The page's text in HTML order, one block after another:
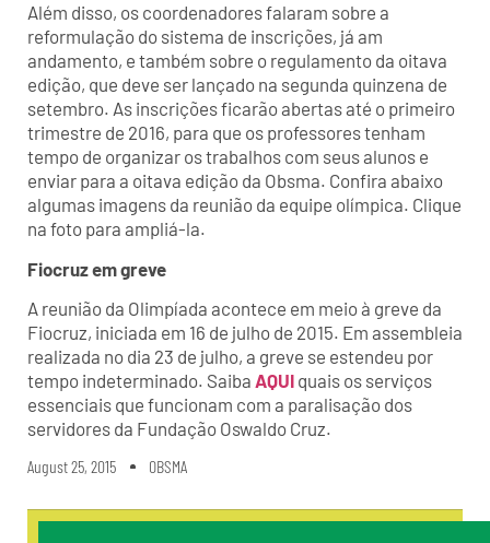
Além disso, os coordenadores falaram sobre a
reformulação do sistema de inscrições, já am
andamento, e também sobre o regulamento da oitava
edição, que deve ser lançado na segunda quinzena de
setembro. As inscrições ficarão abertas até o primeiro
trimestre de 2016, para que os professores tenham
tempo de organizar os trabalhos com seus alunos e
enviar para a oitava edição da Obsma. Confira abaixo
algumas imagens da reunião da equipe olímpica. Clique
na foto para ampliá-la.
Fiocruz em greve
A reunião da Olimpíada acontece em meio à greve da
Fiocruz, iniciada em 16 de julho de 2015. Em assembleia
realizada no dia 23 de julho, a greve se estendeu por
tempo indeterminado. Saiba AQUI quais os serviços
essenciais que funcionam com a paralisação dos
servidores da Fundação Oswaldo Cruz.
August 25, 2015 OBSMA